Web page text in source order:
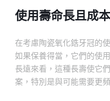
使用壽命長且成
在考慮陶瓷氧化鋯牙冠的
如果保養得當，它們的使
長遠來看，這種長壽使它
案，特別是與可能需要更